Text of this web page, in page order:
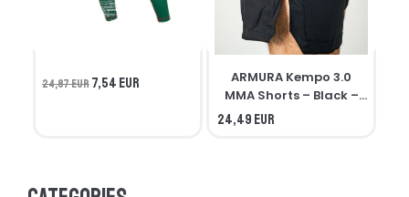
24,87 EUR7,54 EUR
ARMURA Kempo 3.0
MMA Shorts – Black –
Seniors
24,49 EUR